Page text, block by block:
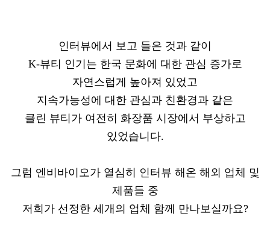
인터뷰에서 보고 들은 것과 같이
K-뷰티 인기는 한국 문화에 대한 관심 증가로
자연스럽게 높아져 있었고
지속가능성에 대한 관심과 친환경과 같은
클린 뷰티가 여전히 화장품 시장에서 부상하고
있었습니다.
그럼 엔비바이오가 열심히 인터뷰 해온 해외 업체 및
제품들 중
저희가 선정한 세개의 업체 함께 만나보실까요?